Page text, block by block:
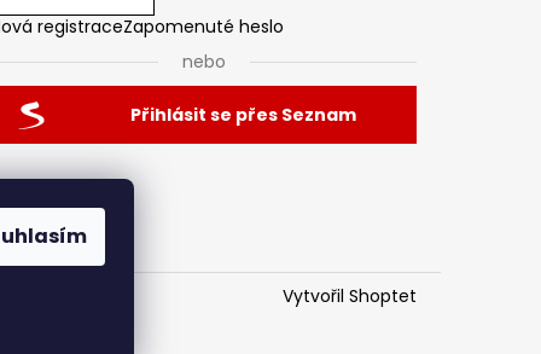
registraceZapomenuté heslo
nebo
Přihlásit se přes Seznam
Vytvořil Shoptet